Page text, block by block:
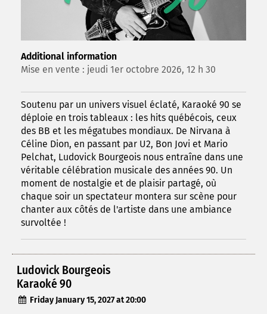
Additional information
Mise en vente : jeudi 1er octobre 2026, 12 h 30
Soutenu par un univers visuel éclaté, Karaoké 90 se
déploie en trois tableaux : les hits québécois, ceux
des BB et les mégatubes mondiaux. De Nirvana à
Céline Dion, en passant par U2, Bon Jovi et Mario
Pelchat, Ludovick Bourgeois nous entraîne dans une
véritable célébration musicale des années 90. Un
moment de nostalgie et de plaisir partagé, où
chaque soir un spectateur montera sur scène pour
chanter aux côtés de l'artiste dans une ambiance
survoltée !
Ludovick Bourgeois
Karaoké 90
Friday January 15, 2027 at 20:00